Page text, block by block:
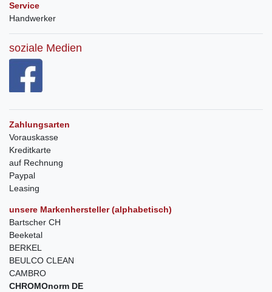
Service
Handwerker
soziale Medien
Zahlungsarten
Vorauskasse
Kreditkarte
auf Rechnung
Paypal
Leasing
unsere Markenhersteller (alphabetisch)
Bartscher CH
Beeketal
BERKEL
BEULCO CLEAN
CAMBRO
CHROMOnorm DE